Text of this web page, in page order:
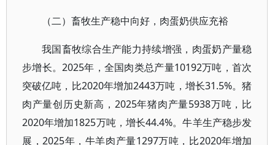
（二）畜牧生产稳中向好，肉蛋奶供应充裕
我国畜牧综合生产能力持续增强，肉蛋奶产量稳
步增长。2025年，全国肉类总产量10192万吨，首次
突破亿吨，比2020年增加2443万吨，增长31.5%。猪
肉产量创历史新高，2025年猪肉产量5938万吨，比
2020年增加1825万吨，增长44.4%。牛羊生产稳步发
展，2025年，牛羊肉产量1297万吨，比2020年增加